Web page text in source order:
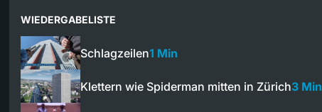
WIEDERGABELISTE
Schlagzeilen1 Min
Klettern wie Spiderman mitten in Zürich3 Min